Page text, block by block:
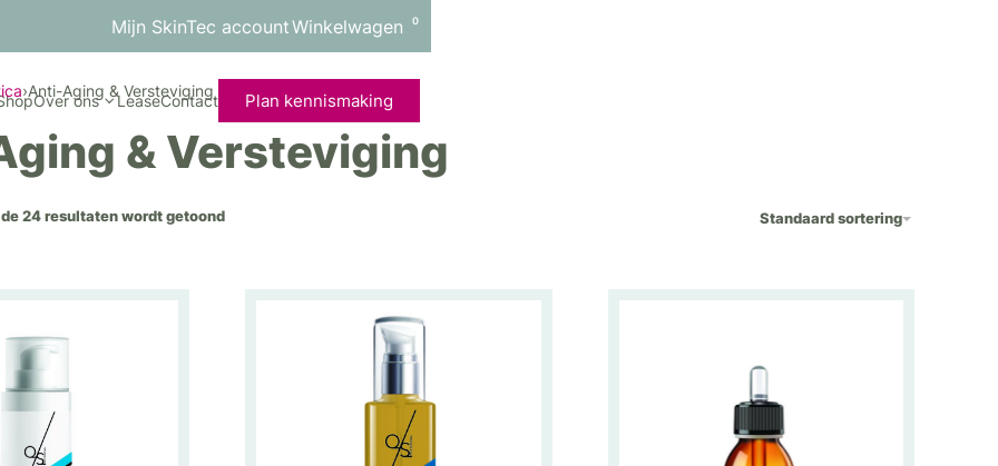
Mijn SkinTec accountWinkelwagen 0
Over ons LeaseContact Plan kennismaking
›Anti-Aging & Versteviging
& Versteviging
24 resultaten wordt getoond Standaard sortering